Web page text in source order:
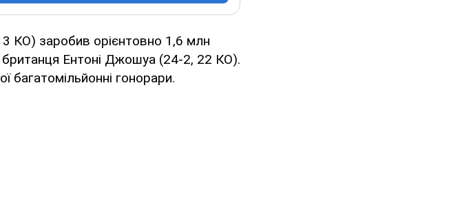
КО) заробив орієнтовно 1,6 млн
Ентоні Джошуа (24-2, 22 КО).
багатомільйонні гонорари.